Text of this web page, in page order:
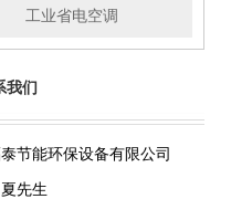
工业省电空调
我们
节能环保设备有限公司
先生